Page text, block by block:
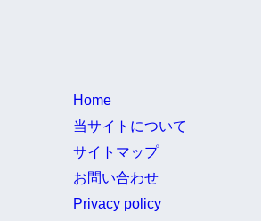
Home
当サイトについて
サイトマップ
お問い合わせ
Privacy policy